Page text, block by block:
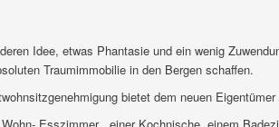
Idee, etwas Phantasie und ein wenig
Traumimmobilie in den Bergen schaffen.
bietet dem neuen